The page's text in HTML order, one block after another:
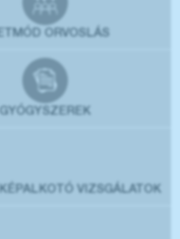
ORVOSLÁS
GYÓGYSZEREK
VIZSGÁLATOK